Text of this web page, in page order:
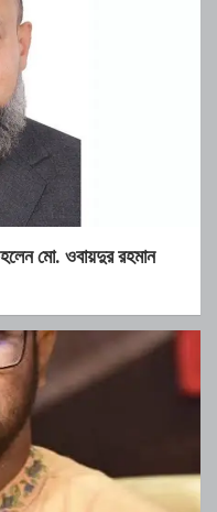
মো. ওবায়দুর রহমান